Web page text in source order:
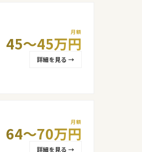
ーカライズに関する知見 ・翻訳テキストの品質管
月額
45〜45万円
詳細を見る →
月額
64〜70万円
詳細を見る →